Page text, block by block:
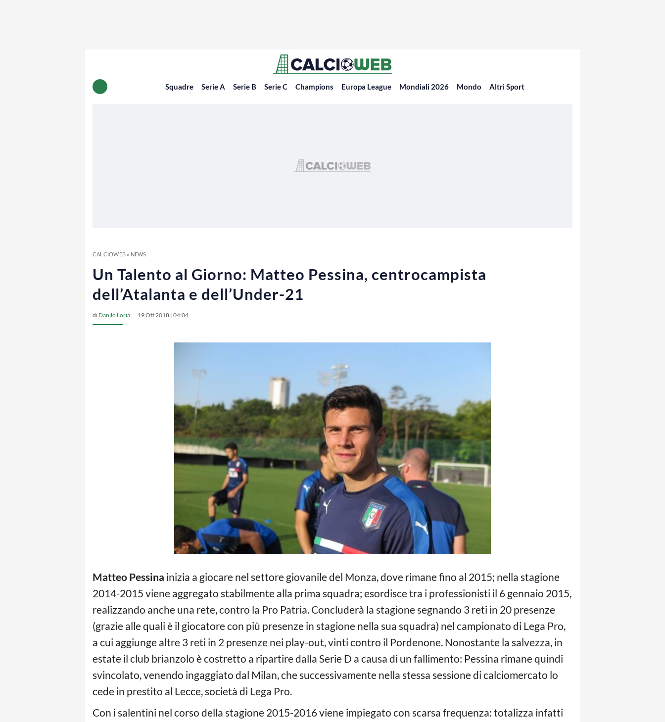
Squadre Serie A Serie B Serie C Champions Europa League Mondiali 2026 Mondo Altri Sport
CALCIOWEB» NEWS
Un Talento al Giorno: Matteo Pessina, centrocampista
dell’Atalanta e dell’Under-21
di Danilo Loria 19 Ott 2018 | 04:04
Matteo Pessina inizia a giocare nel settore giovanile del Monza, dove rimane fino al 2015; nella stagione
2014-2015 viene aggregato stabilmente alla prima squadra; esordisce tra i professionisti il 6 gennaio 2015,
realizzando anche una rete, contro la Pro Patria. Concluderà la stagione segnando 3 reti in 20 presenze
(grazie alle quali è il giocatore con più presenze in stagione nella sua squadra) nel campionato di Lega Pro,
a cui aggiunge altre 3 reti in 2 presenze nei play-out, vinti contro il Pordenone. Nonostante la salvezza, in
estate il club brianzolo è costretto a ripartire dalla Serie D a causa di un fallimento: Pessina rimane quindi
svincolato, venendo ingaggiato dal Milan, che successivamente nella stessa sessione di calciomercato lo
cede in prestito al Lecce, società di Lega Pro.
Con i salentini nel corso della stagione 2015-2016 viene impiegato con scarsa frequenza: totalizza infatti